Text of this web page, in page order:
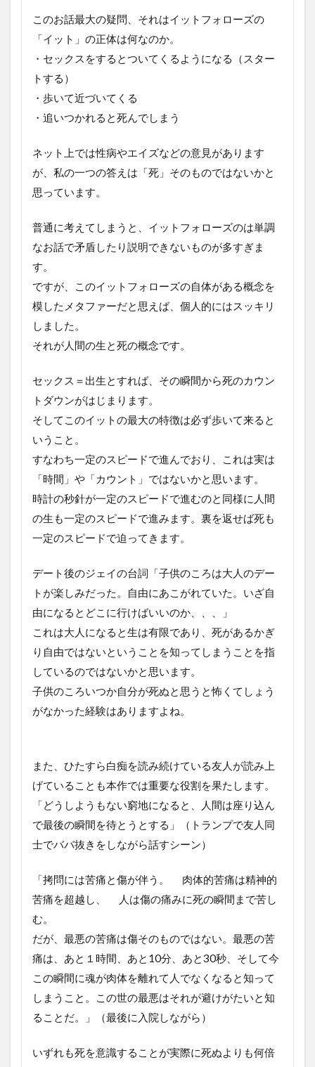
このお話最大の疑問、それはイットフォローズの
「イット」の正体は何なのか。
・セックスをするとついてくるようになる（スター
トする）
・歩いて近づいてくる
・追いつかれると死んでしまう
ネット上では性病やエイズなどの意見があります
が、私の一つの答えは「死」そのものではないかと
思っています。
普通に考えてしまうと、イットフォローズのは単調
なお話で矛盾したり説明できないものが多すぎま
す。
ですが、このイットフォローズの自体がある概念を
模したメタファーだと思えば、個人的にはスッキリ
しました。
それが人間の生と死の概念です。
セックス＝出生とすれば、その瞬間から死のカウン
トダウンがはじまります。
そしてこのイットの最大の特徴は必ず歩いて来ると
いうこと。
すなわち一定のスピードで進んでおり、これは実は
「時間」や「カウント」ではないかと思います。
時計の秒針が一定のスピードで進むのと同様に人間
の生も一定のスピードで進みます。裏を返せば死も
一定のスピードで迫ってきます。
デート後のジェイの台詞「子供のころは大人のデー
トが楽しみだった。自由にあこがれていた。いざ自
由になるとどこに行けばいいのか、、、」
これは大人になると生は有限であり、死があるかぎ
り自由ではないということを知ってしまうことを指
しているのではないかと思います。
子供のころいつか自分が死ぬと思うと怖くてしょう
がなかった経験はありますよね。
また、ひたすら白痴を読み続けている友人が読み上
げていることも本作では重要な役割を果たします。
「どうしようもない窮地になると、人間は座り込ん
で最後の瞬間を待とうとする」（トランプで友人同
士でババ抜きをしながら話すシーン）
「拷問には苦痛と傷が伴う。 肉体的苦痛は精神的
苦痛を超越し、 人は傷の痛みに死の瞬間まで苦し
む。
だが、最悪の苦痛は傷そのものではない。最悪の苦
痛は、あと１時間、あと10分、あと30秒、そして今
この瞬間に魂が肉体を離れて人でなくなると知って
しまうこと。この世の最悪はそれが避けがたいと知
ることだ。」（最後に入院しながら）
いずれも死を意識することが実際に死ぬよりも何倍